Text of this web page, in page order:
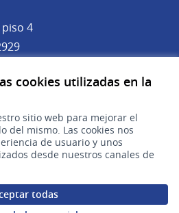
cookies utilizadas en la
sitio web para mejorar el
del mismo. Las cookies nos
de usuario y unos
desde nuestros canales de
todas
4
(Abrir en una
a 17:30 hs.
Ciudadana Digital en X
Ciudadana Digital en Facebook
Ciudadana Digital en